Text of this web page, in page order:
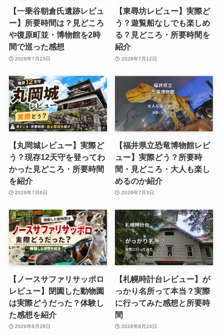
【一乗谷朝倉氏遺跡レビュ
ー】所要時間は？見どころ
や復原町並・博物館を2時
間で巡った感想
2026年7月23日
【東尋坊レビュー】実際ど
う？遊覧船なしでも楽しめ
る？見どころ・所要時間を
紹介
2026年7月12日
【丸岡城レビュー】実際ど
う？現存12天守を登ってわ
かった見どころ・所要時間
を紹介
2026年7月6日
【福井県立恐竜博物館レビ
ュー】実際どう？所要時
間・見どころ・大人も楽し
めるのか紹介
2026年7月3日
【ノースサファリサッポロ
レビュー】閉園した動物園
は実際どうだった？体験し
た感想を紹介
2026年6月28日
【札幌時計台レビュー】が
っかり名所って本当？実際
に行ってみた感想と所要時
間
2026年6月24日